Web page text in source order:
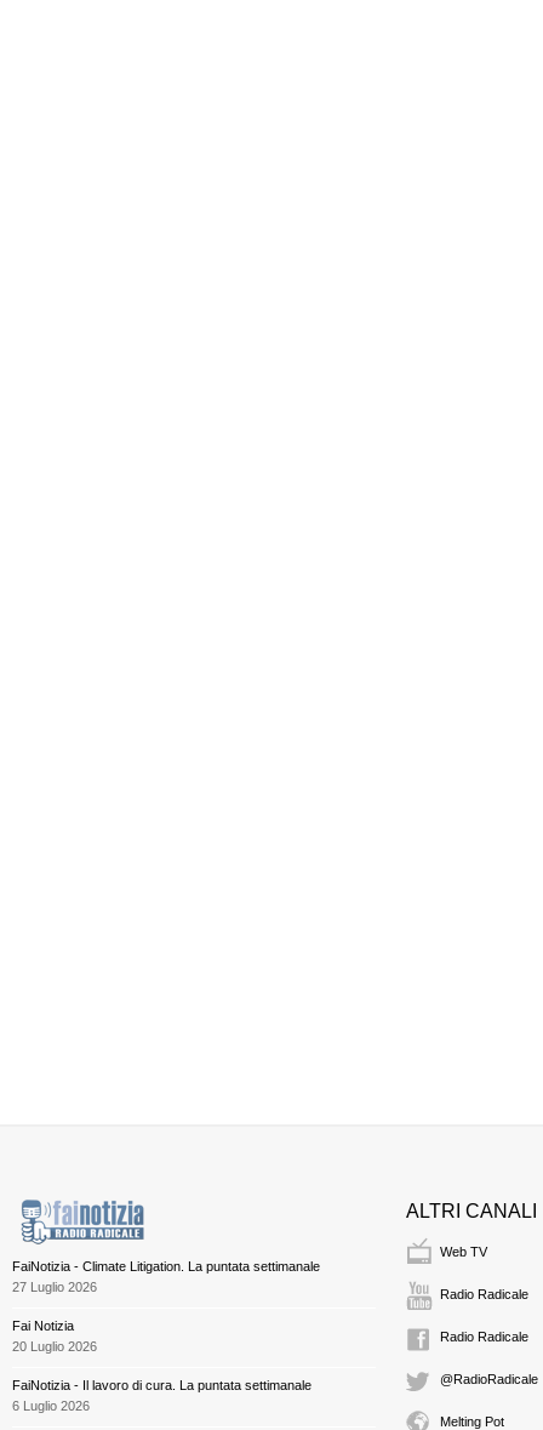
FaiNotizia - Climate Litigation. La puntata settimanale
27 Luglio 2026
Fai Notizia
20 Luglio 2026
FaiNotizia - Il lavoro di cura. La puntata settimanale
6 Luglio 2026
ALTRI CANALI
Web TV
Radio Radicale
Radio Radicale
@RadioRadicale
Melting Pot